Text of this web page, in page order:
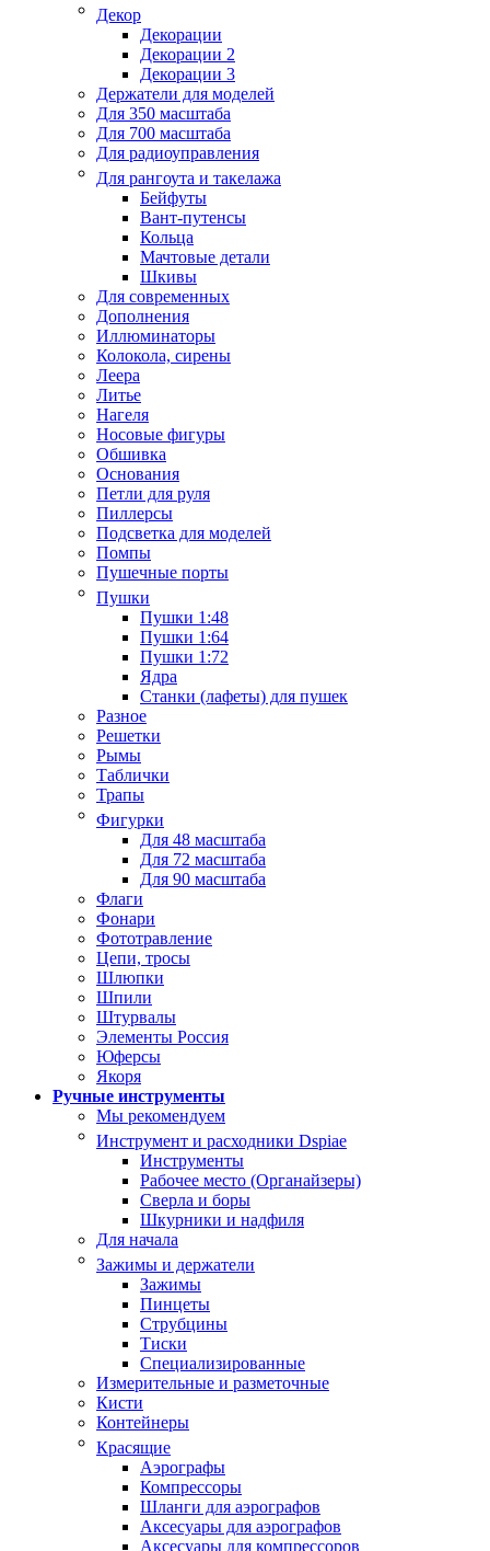
Декор
Декорации
Декорации 2
Декорации 3
Держатели для моделей
Для 350 масштаба
Для 700 масштаба
Для радиоуправления
Для рангоута и такелажа
Бейфуты
Вант-путенсы
Кольца
Мачтовые детали
Шкивы
Для современных
Дополнения
Иллюминаторы
Колокола, сирены
Леера
Литье
Нагеля
Носовые фигуры
Обшивка
Основания
Петли для руля
Пиллерсы
Подсветка для моделей
Помпы
Пушечные порты
Пушки
Пушки 1:48
Пушки 1:64
Пушки 1:72
Ядра
Станки (лафеты) для пушек
Разное
Решетки
Рымы
Таблички
Трапы
Фигурки
Для 48 масштаба
Для 72 масштаба
Для 90 масштаба
Флаги
Фонари
Фототравление
Цепи, тросы
Шлюпки
Шпили
Штурвалы
Элементы Россия
Юферсы
Якоря
Ручные инструменты
Мы рекомендуем
Инструмент и расходники Dspiae
Инструменты
Рабочее место (Органайзеры)
Сверла и боры
Шкурники и надфиля
Для начала
Зажимы и держатели
Зажимы
Пинцеты
Струбцины
Тиски
Специализированные
Измерительные и разметочные
Кисти
Контейнеры
Красящие
Аэрографы
Компрессоры
Шланги для аэрографов
Аксесуары для аэрографов
Аксесуары для компрессоров